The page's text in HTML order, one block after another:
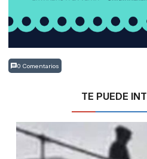
0 Comentarios
TE PUEDE